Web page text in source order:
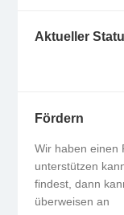
Aktueller
Fördern
Wir haben einen
unterstützen
findest, dann
überweisen an